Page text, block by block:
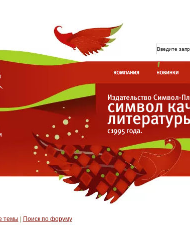
темы Поиск по форуму